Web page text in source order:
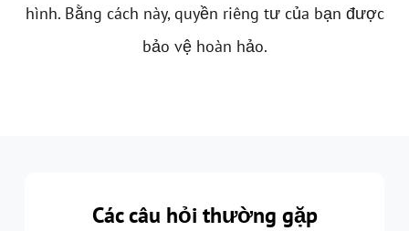
hình. Bằng cách này, quyền riêng tư của bạn được
bảo vệ hoàn hảo.
Các câu hỏi thường gặp